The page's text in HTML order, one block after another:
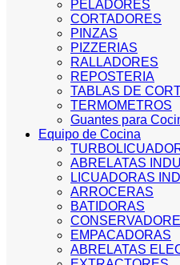
PELADORES
CORTADORES
PINZAS
PIZZERIAS
RALLADORES
REPOSTERIA
TABLAS DE
TERMOMETROS
Guantes para
Equipo de Cocina
ABRELATAS
LICUADORAS
ARROCERAS
BATIDORAS
EMPACADORAS
ABRELATAS